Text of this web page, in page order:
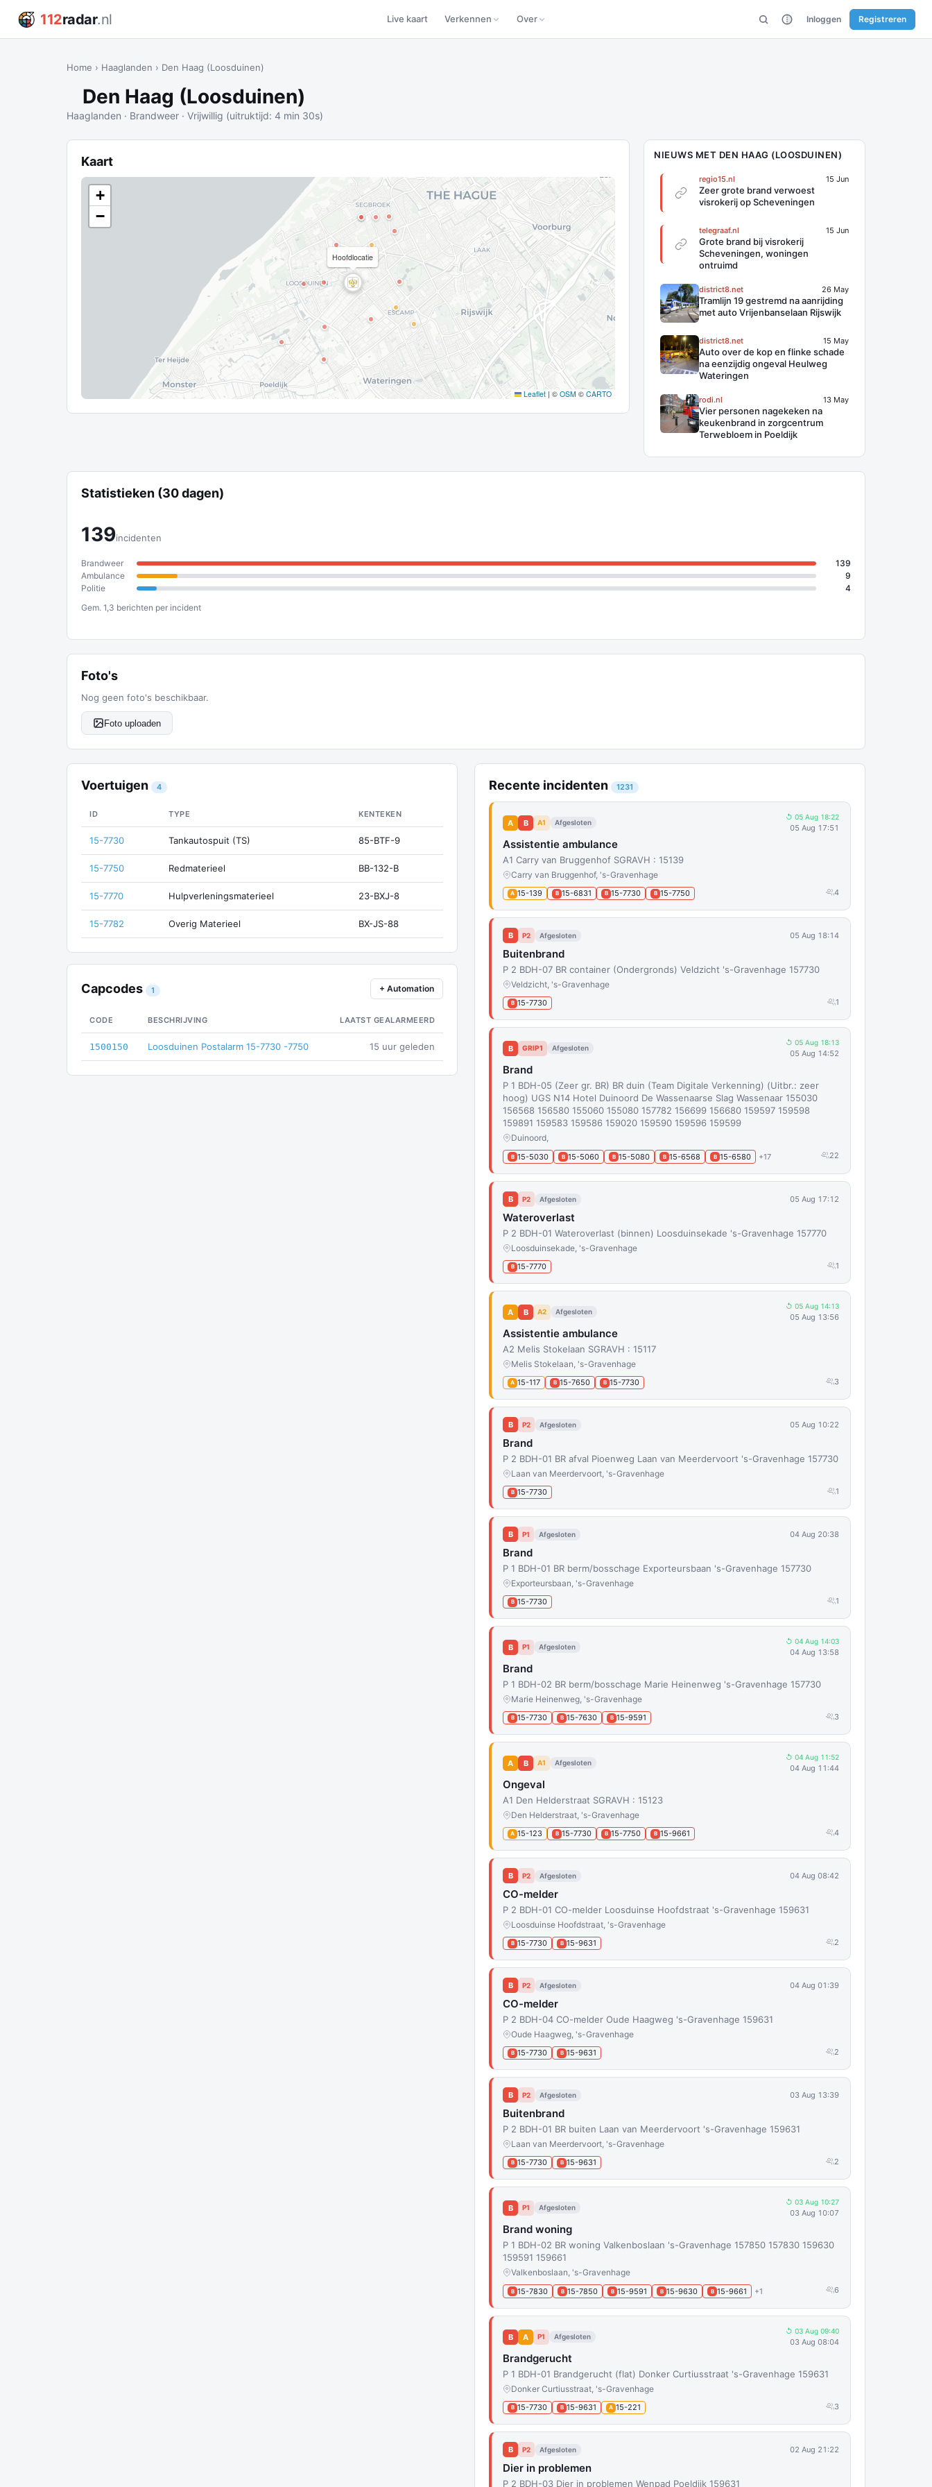
112radar.nl Live kaart Verkennen Over Inloggen Registreren
Home › Haaglanden › Den Haag (Loosduinen)
Den Haag (Loosduinen)
Haaglanden · Brandweer · Vrijwillig (uitruktijd: 4 min 30s)
Kaart
Hoofdlocatie
+
−
Leaflet | © OSM © CARTO
NIEUWS MET DEN HAAG (LOOSDUINEN)
regio15.nl 15 Jun
Zeer grote brand verwoest
visrokerij op Scheveningen
telegraaf.nl 15 Jun
Grote brand bij visrokerij
Scheveningen, woningen
ontruimd
district8.net 26 May
Tramlijn 19 gestremd na aanrijding
met auto Vrijenbanselaan Rijswijk
district8.net 15 May
Auto over de kop en flinke schade
na eenzijdig ongeval Heulweg
Wateringen
rodi.nl 13 May
Vier personen nagekeken na
keukenbrand in zorgcentrum
Terwebloem in Poeldijk
Statistieken (30 dagen)
139incidenten
Brandweer
139
Ambulance
9
Politie
4
Gem. 1,3 berichten per incident
Foto's
Nog geen foto's beschikbaar.
Foto uploaden
Voertuigen 4
ID TYPE KENTEKEN
15-7730 Tankautospuit (TS) 85-BTF-9
15-7750 Redmaterieel BB-132-B
15-7770 Hulpverleningsmaterieel 23-BXJ-8
15-7782 Overig Materieel BX-JS-88
Capcodes 1 + Automation
CODE BESCHRIJVING LAATST GEALARMEERD
1500150 Loosduinen Postalarm 15-7730 -7750 15 uur geleden
Recente incidenten 1231
A B A1 Afgesloten
↺ 05 Aug 18:22
05 Aug 17:51
Assistentie ambulance
A1 Carry van Bruggenhof SGRAVH : 15139
Carry van Bruggenhof, 's-Gravenhage
A 15-139 B 15-6831 B 15-7730 B 15-7750 4
B P2 Afgesloten 05 Aug 18:14
Buitenbrand
P 2 BDH-07 BR container (Ondergronds) Veldzicht 's-Gravenhage 157730
Veldzicht, 's-Gravenhage
B 15-7730 1
B GRIP1 Afgesloten
↺ 05 Aug 18:13
05 Aug 14:52
Brand
P 1 BDH-05 (Zeer gr. BR) BR duin (Team Digitale Verkenning) (Uitbr.: zeer
hoog) UGS N14 Hotel Duinoord De Wassenaarse Slag Wassenaar 155030
156568 156580 155060 155080 157782 156699 156680 159597 159598
159891 159583 159586 159020 159590 159596 159599
Duinoord,
B 15-5030 B 15-5060 B 15-5080 B 15-6568 B 15-6580 +17 22
B P2 Afgesloten 05 Aug 17:12
Wateroverlast
P 2 BDH-01 Wateroverlast (binnen) Loosduinsekade 's-Gravenhage 157770
Loosduinsekade, 's-Gravenhage
B 15-7770 1
A B A2 Afgesloten
↺ 05 Aug 14:13
05 Aug 13:56
Assistentie ambulance
A2 Melis Stokelaan SGRAVH : 15117
Melis Stokelaan, 's-Gravenhage
A 15-117 B 15-7650 B 15-7730 3
B P2 Afgesloten 05 Aug 10:22
Brand
P 2 BDH-01 BR afval Pioenweg Laan van Meerdervoort 's-Gravenhage 157730
Laan van Meerdervoort, 's-Gravenhage
B 15-7730 1
B P1 Afgesloten 04 Aug 20:38
Brand
P 1 BDH-01 BR berm/bosschage Exporteursbaan 's-Gravenhage 157730
Exporteursbaan, 's-Gravenhage
B 15-7730 1
B P1 Afgesloten
↺ 04 Aug 14:03
04 Aug 13:58
Brand
P 1 BDH-02 BR berm/bosschage Marie Heinenweg 's-Gravenhage 157730
Marie Heinenweg, 's-Gravenhage
B 15-7730 B 15-7630 B 15-9591 3
A B A1 Afgesloten
↺ 04 Aug 11:52
04 Aug 11:44
Ongeval
A1 Den Helderstraat SGRAVH : 15123
Den Helderstraat, 's-Gravenhage
A 15-123 B 15-7730 B 15-7750 B 15-9661 4
B P2 Afgesloten 04 Aug 08:42
CO-melder
P 2 BDH-01 CO-melder Loosduinse Hoofdstraat 's-Gravenhage 159631
Loosduinse Hoofdstraat, 's-Gravenhage
B 15-7730 B 15-9631 2
B P2 Afgesloten 04 Aug 01:39
CO-melder
P 2 BDH-04 CO-melder Oude Haagweg 's-Gravenhage 159631
Oude Haagweg, 's-Gravenhage
B 15-7730 B 15-9631 2
B P2 Afgesloten 03 Aug 13:39
Buitenbrand
P 2 BDH-01 BR buiten Laan van Meerdervoort 's-Gravenhage 159631
Laan van Meerdervoort, 's-Gravenhage
B 15-7730 B 15-9631 2
B P1 Afgesloten
↺ 03 Aug 10:27
03 Aug 10:07
Brand woning
P 1 BDH-02 BR woning Valkenboslaan 's-Gravenhage 157850 157830 159630
159591 159661
Valkenboslaan, 's-Gravenhage
B 15-7830 B 15-7850 B 15-9591 B 15-9630 B 15-9661 +1 6
B A P1 Afgesloten
↺ 03 Aug 09:40
03 Aug 08:04
Brandgerucht
P 1 BDH-01 Brandgerucht (flat) Donker Curtiusstraat 's-Gravenhage 159631
Donker Curtiusstraat, 's-Gravenhage
B 15-7730 B 15-9631 A 15-221 3
B P2 Afgesloten 02 Aug 21:22
Dier in problemen
P 2 BDH-03 Dier in problemen Wenpad Poeldijk 159631